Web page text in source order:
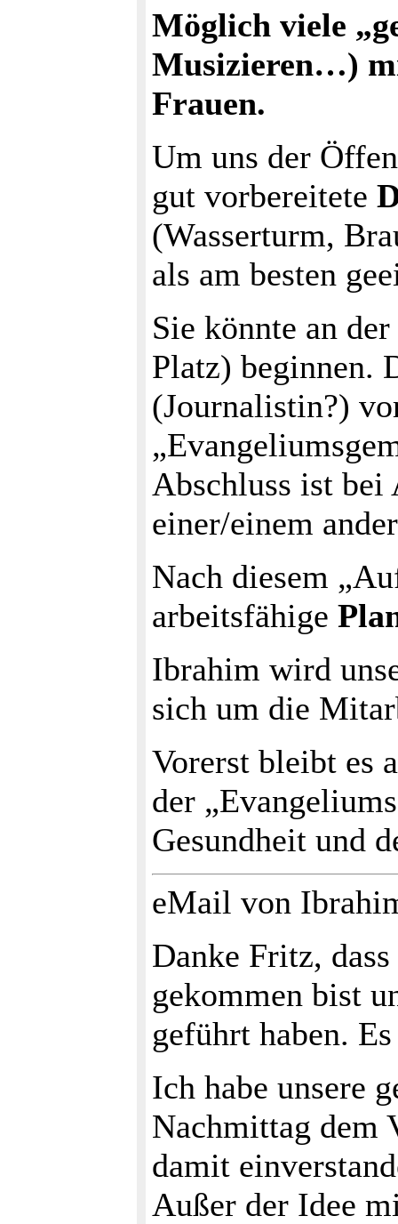
Möglich viele
Musizieren…)
Frauen.
Um uns der
gut vorbereitete
(Wasserturm,
als am besten
Sie könnte an
Platz) beginnen.
(Journalistin?)
Abschluss ist
einer/einem
Nach diesem
arbeitsfähige
Ibrahim wird
sich um die
Vorerst bleibt es
der
Gesundheit und
eMail von
Danke Fritz,
gekommen bist
geführt haben.
Ich habe unsere
Nachmittag dem
damit
Außer der Idee